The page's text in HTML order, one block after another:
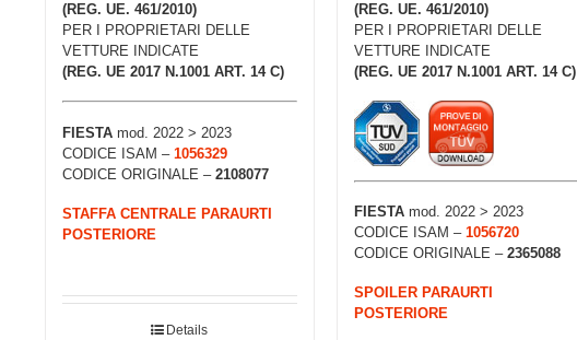
(REG. UE. 461/2010)
PER I PROPRIETARI DELLE
VETTURE INDICATE
(REG. UE 2017 N.1001 ART. 14 C)
FIESTA mod. 2022 > 2023
CODICE ISAM – 1056329
CODICE ORIGINALE – 2108077
STAFFA CENTRALE PARAURTI
POSTERIORE
Details
(REG. UE. 461/2010)
PER I PROPRIETARI DELLE
VETTURE INDICATE
(REG. UE 2017 N.1001 ART. 14 C)
FIESTAmod. 2022 > 2023
CODICE ISAM – 1056720
CODICE ORIGINALE – 2365088
SPOILER PARAURTI
POSTERIORE